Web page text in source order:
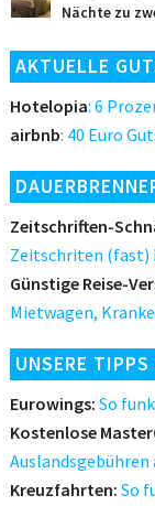
Nächte zu
AKTUELLE
Hotelopia: 6
airbnb: 40 Euro
Zeitschriften-
Zeitschriten (fast)
Günstige Reise-
Mietwagen,
UNSERE
Eurowings: So
Kostenlose
Kreuzfahrten: So